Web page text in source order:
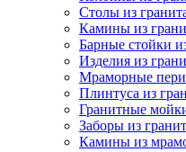
Столы из
Камины из
Барные стойки
Изделия из
Мраморные
Плинтуса из
Гранитные
Заборы из
Камины из